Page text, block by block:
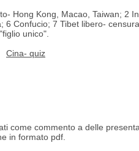
Hong Kong, Macao, Taiwan; 2
6 Confucio; 7 Tibet libero-
unico".
Cina- quiz
come commento a delle
in formato pdf.